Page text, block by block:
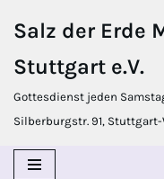
Inhalt
springen
Salz der Erde
Stuttgart e.V.
Gottesdienst jeden
Silberburgstr. 91,